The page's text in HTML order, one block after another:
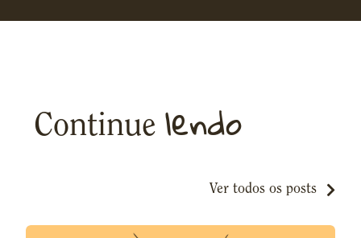
Continue lendo
Ver todos os posts